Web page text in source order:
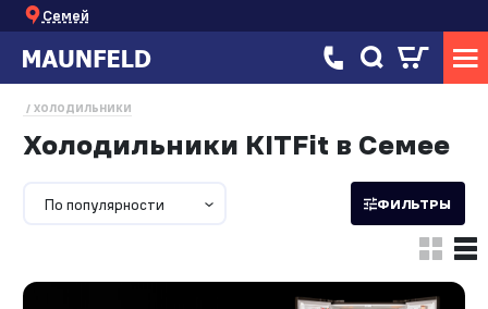
Семей
ХОЛОДИЛЬНИКИ
Холодильники KITFit в Семее
По популярности ФИЛЬТРЫ